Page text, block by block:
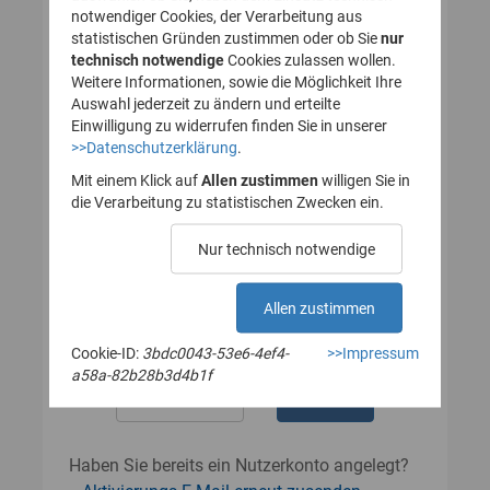
Passwort
Das Passwort muss mindestens 8
Zeichen enthalten.
Leerzeichen werden nicht akzeptiert.
Haben Sie bereits ein Nutzerkonto angelegt?
notwendiger Cookies, der Verarbeitung aus
statistischen Gründen zustimmen oder ob Sienur
technisch notwendigeCookies zulassen wollen.
Weitere Informationen, sowie die Möglichkeit Ihre
Auswahl jederzeit zu ändern und erteilte
Einwilligung zu widerrufen finden Sie in unserer
>>Datenschutzerklärung
Mit einem Klick auf Allen zustimmen willigen Sie in
die Verarbeitung zu statistischen Zwecken ein.
Nur technisch notwendige
Allen zustimmen
Cookie-ID: 3bdc0043-53e6-4ef4-
a58a-82b28b3d4b1f
>>Impressum